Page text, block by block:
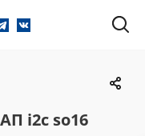
i2c so16